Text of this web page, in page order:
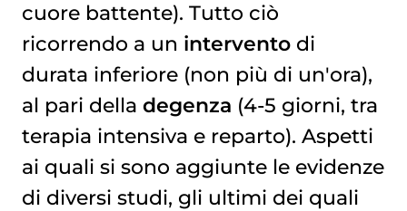
cuore battente). Tutto ciò
ricorrendo a un interventodi
durata inferiore (non più di un'ora),
al pari della degenza (4-5 giorni, tra
terapia intensiva e reparto). Aspetti
ai quali si sono aggiunte le evidenze
di diversi studi, gli ultimi dei quali